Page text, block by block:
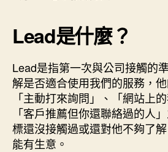
Lead是什麼？
Lead是指第一次與公司接觸的
解是否適合使用我們的服務，
「主動打來詢問」、「網站上
「客戶推薦但你還聯絡過的人
標還沒接觸過或還對他不夠了
能有生意。